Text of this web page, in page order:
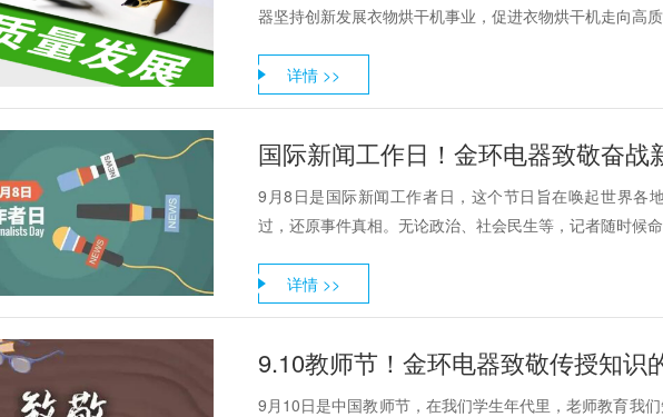
器坚持创新发展衣物烘干机事业，促进衣物烘干机走向高质
详情 >>
国际新闻工作日！金环电器致敬奋战
9月8日是国际新闻工作者日，这个节日旨在唤起世界各
过，还原事件真相。无论政治、社会民生等，记者随时候
详情 >>
9.10教师节！金环电器致敬传授知识
9月10日是中国教师节，在我们学生年代里，老师教育我